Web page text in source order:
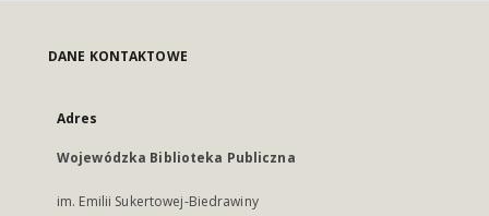
DANE KONTAKTOWE
Adres
Wojewódzka Biblioteka Publiczna
im. Emilii Sukertowej-Biedrawiny